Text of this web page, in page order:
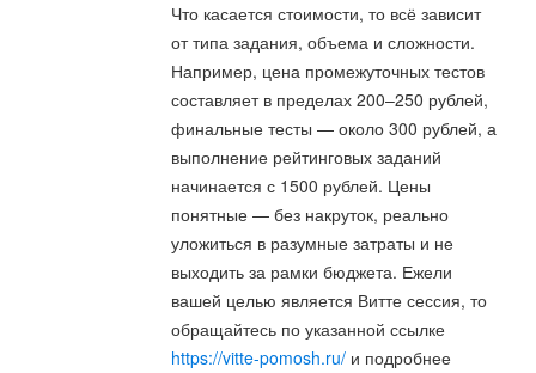
Что касается стоимости, то всё зависит
от типа задания, объема и сложности.
Например, цена промежуточных тестов
составляет в пределах 200–250 рублей,
финальные тесты — около 300 рублей, а
выполнение рейтинговых заданий
начинается с 1500 рублей. Цены
понятные — без накруток, реально
уложиться в разумные затраты и не
выходить за рамки бюджета. Ежели
вашей целью является Витте сессия, то
обращайтесь по указанной ссылке
https://vitte-pomosh.ru/ и подробнее